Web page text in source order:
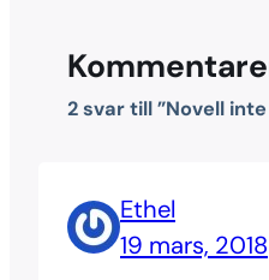
2 svar till ”Novell
Ethel
19 mars, 2018